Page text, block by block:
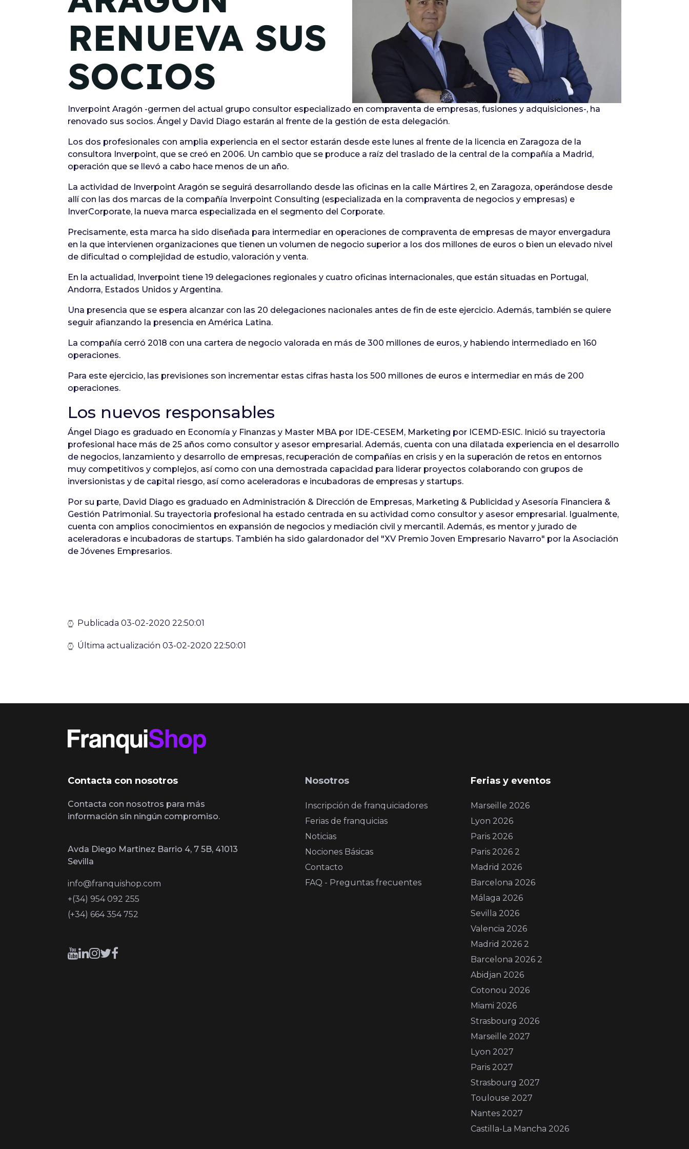
Madrid 2026 2 - 08
de octubre
Castilla-La Mancha
22 de octubre
Barcelona 2026 2 -
05 de noviembre
VER MÁS
Infórmate
RENUEVA SUS
SOCIOS
Inverpoint Aragón -germen del actual grupo consultor especializado en compraventa de empresas, fusiones y adquisiciones-, ha
renovado sus socios. Ángel y David Diago estarán al frente de la gestión de esta delegación.
Los dos profesionales con amplia experiencia en el sector estarán desde este lunes al frente de la licencia en Zaragoza de la
consultora Inverpoint, que se creó en 2006. Un cambio que se produce a raíz del traslado de la central de la compañía a Madrid,
operación que se llevó a cabo hace menos de un año.
La actividad de Inverpoint Aragón se seguirá desarrollando desde las oficinas en la calle Mártires 2, en Zaragoza, operándose desde
allí con las dos marcas de la compañía Inverpoint Consulting (especializada en la compraventa de negocios y empresas) e
InverCorporate, la nueva marca especializada en el segmento del Corporate.
Precisamente, esta marca ha sido diseñada para intermediar en operaciones de compraventa de empresas de mayor envergadura
en la que intervienen organizaciones que tienen un volumen de negocio superior a los dos millones de euros o bien un elevado nivel
de dificultad o complejidad de estudio, valoración y venta.
En la actualidad, Inverpoint tiene 19 delegaciones regionales y cuatro oficinas internacionales, que están situadas en Portugal,
Andorra, Estados Unidos y Argentina.
Una presencia que se espera alcanzar con las 20 delegaciones nacionales antes de fin de este ejercicio. Además, también se quiere
seguir afianzando la presencia en América Latina.
La compañía cerró 2018 con una cartera de negocio valorada en más de 300 millones de euros, y habiendo intermediado en 160
operaciones.
Para este ejercicio, las previsiones son incrementar estas cifras hasta los 500 millones de euros e intermediar en más de 200
operaciones.
Los nuevos responsables
Ángel Diago es graduado en Economía y Finanzas y Master MBA por IDE-CESEM, Marketing por ICEMD-ESIC. Inició su trayectoria
profesional hace más de 25 años como consultor y asesor empresarial. Además, cuenta con una dilatada experiencia en el desarrollo
de negocios, lanzamiento y desarrollo de empresas, recuperación de compañías en crisis y en la superación de retos en entornos
muy competitivos y complejos, así como con una demostrada capacidad para liderar proyectos colaborando con grupos de
inversionistas y de capital riesgo, así como aceleradoras e incubadoras de empresas y startups.
Por su parte, David Diago es graduado en Administración & Dirección de Empresas, Marketing & Publicidad y Asesoría Financiera &
Gestión Patrimonial. Su trayectoria profesional ha estado centrada en su actividad como consultor y asesor empresarial. Igualmente,
cuenta con amplios conocimientos en expansión de negocios y mediación civil y mercantil. Además, es mentor y jurado de
aceleradoras e incubadoras de startups. También ha sido galardonador del "XV Premio Joven Empresario Navarro" por la Asociación
de Jóvenes Empresarios.
Publicada 03-02-2020 22:50:01
Última actualización 03-02-2020 22:50:01
Contacta con nosotros
Contacta con nosotros para más
información sin ningún compromiso.
Avda Diego Martinez Barrio 4, 7 5B, 41013
Sevilla
info@franquishop.com
+(34) 954 092 255
(+34) 664 354 752
Nosotros
Inscripción de franquiciadores
Ferias de franquicias
Noticias
Nociones Básicas
Contacto
FAQ - Preguntas frecuentes
Ferias y eventos
Marseille 2026
Lyon 2026
Paris 2026
Paris 2026 2
Madrid 2026
Barcelona 2026
Málaga 2026
Sevilla 2026
Valencia 2026
Madrid 2026 2
Barcelona 2026 2
Abidjan 2026
Cotonou 2026
Miami 2026
Strasbourg 2026
Marseille 2027
Lyon 2027
Paris 2027
Strasbourg 2027
Toulouse 2027
Nantes 2027
Castilla-La Mancha 2026